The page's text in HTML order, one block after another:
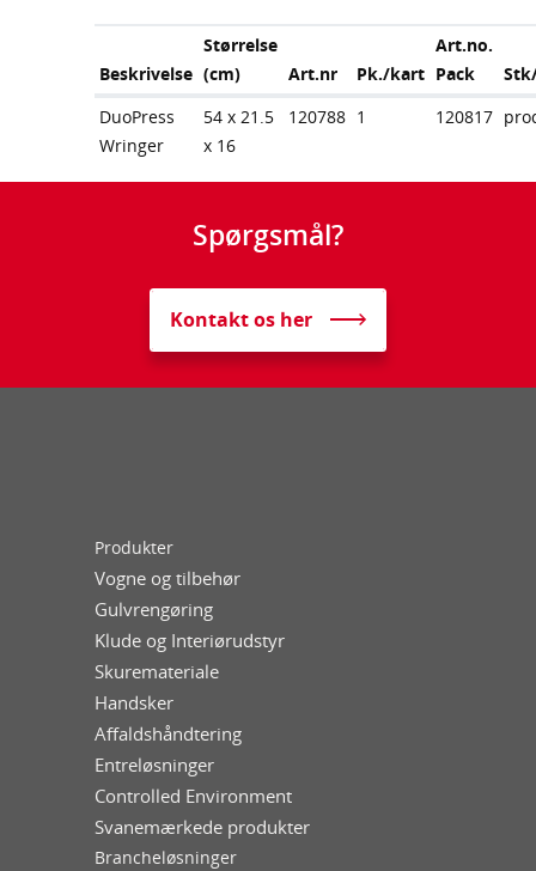
Beskrivelse
Størrelse
(cm)
Art.nr Pk./kart
Art.no.
Pack
DuoPress
Wringer
54 x 21.5
x 16
120788 1 120817
Spørgsmål?
Kontakt os her
Produkter
Vogne og tilbehør
Gulvrengøring
Klude og Interiørudstyr
Skuremateriale
Handsker
Affaldshåndtering
Entreløsninger
Controlled Environment
Svanemærkede produkter
Brancheløsninger